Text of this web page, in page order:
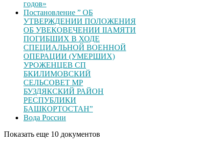
годов»
Постановление ” ОБ
УТВЕРЖДЕНИИ ПОЛОЖЕНИЯ
ОБ УВЕКОВЕЧЕНИИ ІІАМЯТИ
ПОГИБШИХ В ХОДЕ
СПЕЦИАЛЬНОЙ ВОЕННОЙ
ОПЕРАЦИИ (УМЕРШИХ)
УРОЖЕНЦЕВ CП
БКИЛИМОВСКИЙ
СЕЛЬСОВЕТ МР
БУЗДЯКСКИЙ РАЙОН
РЕСПУБЛИКИ
БАШКОРТОСТАН”
Вода России
Показать еще 10 документов